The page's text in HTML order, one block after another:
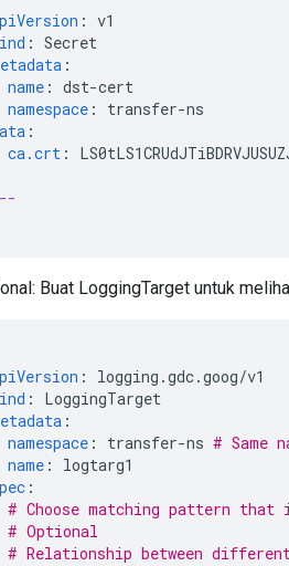
: v1
: Secret
:
name : dst-cert
namespace :
transfer-ns
:
ca.crt :
Buat LoggingTarget untuk
:
logging.gdc.goog/v1
:
LoggingTarget
:
namespace : transfer-ns # Same
name :
logtarg1
:
# Choose matching pattern
# Optional
# Relationship between